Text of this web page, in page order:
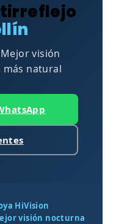
visión
más natural
HiVision
visión nocturna